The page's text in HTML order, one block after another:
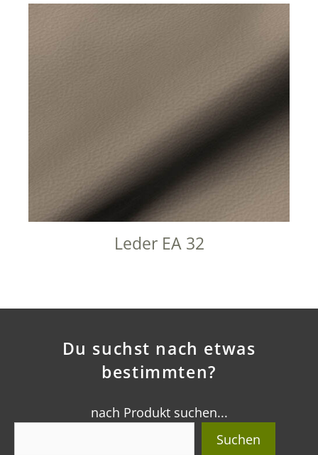
Leder EA 32
Du suchst nach etwas
bestimmten?
nach Produkt suchen...
Suchen